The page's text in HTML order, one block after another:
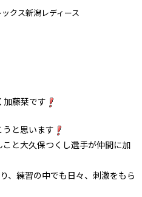
クス新潟レディース
加藤栞です
と思います
と大久保つくし選手が仲間に加
、練習の中でも日々、刺激をもら